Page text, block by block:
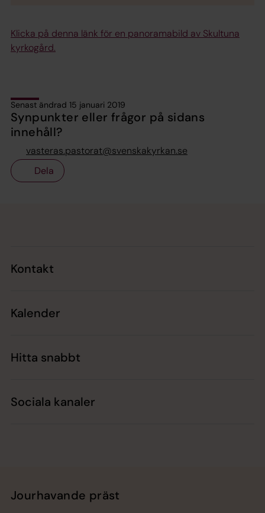
Klicka på denna länk för en panoramabild av Skultuna
kyrkogård.
Senast ändrad 15 januari 2019
Synpunkter eller frågor på sidans
innehåll?
vasteras.pastorat@svenskakyrkan.se
Dela
Kontakt
Kalender
Hitta snabbt
Sociala kanaler
Jourhavande präst